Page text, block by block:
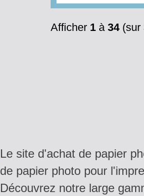
Afficher 1 à 34(sur
Le site d'achat de papier
de papier photo pour
Découvrez notre large